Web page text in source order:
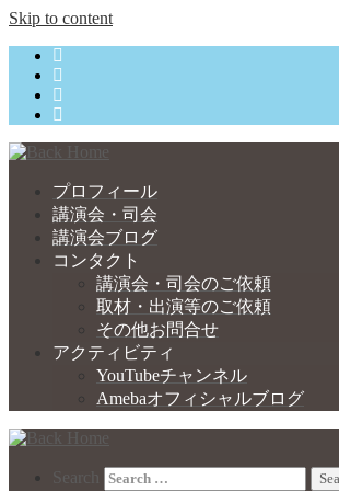
Skip to content
プロフィール
講演会・司会
講演会ブログ
コンタクト
講演会・司会のご依頼
取材・出演等のご依頼
その他お問合せ
アクティビティ
YouTubeチャンネル
Amebaオフィシャルブログ
Search